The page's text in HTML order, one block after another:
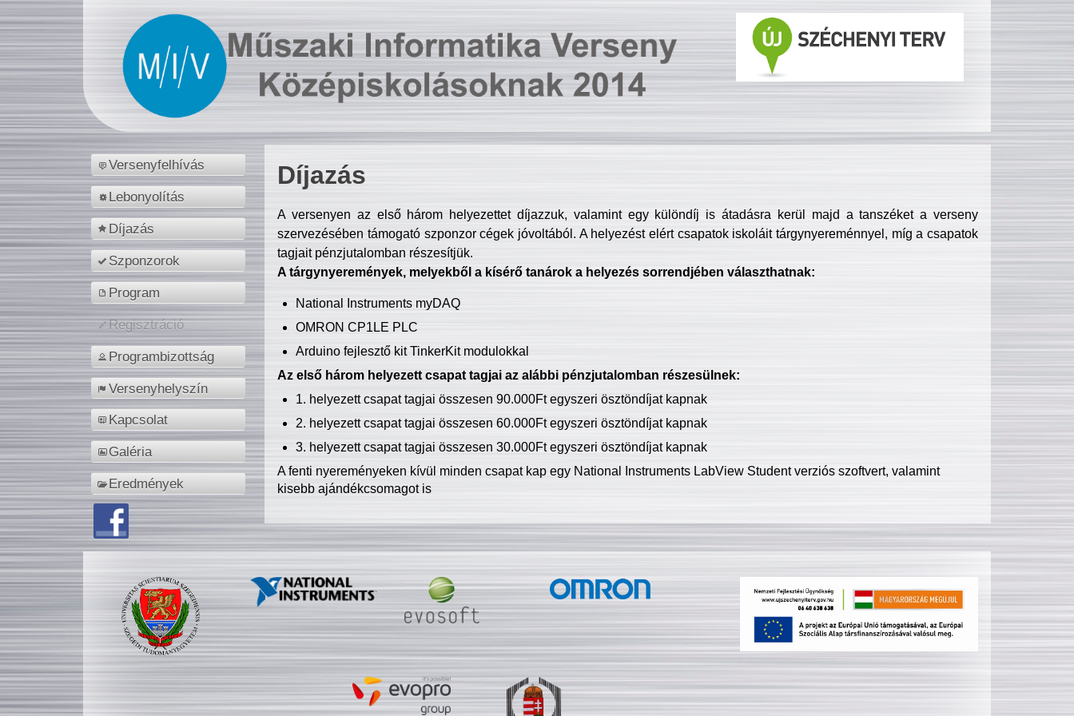
Versenyfelhívás
Lebonyolítás
Díjazás
Szponzorok
Program
Regisztráció
Programbizottság
Versenyhelyszín
Kapcsolat
Galéria
Eredmények
Díjazás
A versenyen az első három helyezettet díjazzuk, valamint egy különdíj is átadásra kerül majd a tanszéket a verseny
szervezésében támogató szponzor cégek jóvoltából. A helyezést elért csapatok iskoláit tárgynyereménnyel, míg a csapatok
tagjait pénzjutalomban részesítjük.
A tárgynyeremények, melyekből a kísérő tanárok a helyezés sorrendjében választhatnak:
National Instruments myDAQ
OMRON CP1LE PLC
Arduino fejlesztő kit TinkerKit modulokkal
Az első három helyezett csapat tagjai az alábbi pénzjutalomban részesülnek:
1. helyezett csapat tagjai összesen 90.000Ft egyszeri ösztöndíjat kapnak
2. helyezett csapat tagjai összesen 60.000Ft egyszeri ösztöndíjat kapnak
3. helyezett csapat tagjai összesen 30.000Ft egyszeri ösztöndíjat kapnak
A fenti nyereményeken kívül minden csapat kap egy National Instruments LabView Student verziós szoftvert, valamint
kisebb ajándékcsomagot is